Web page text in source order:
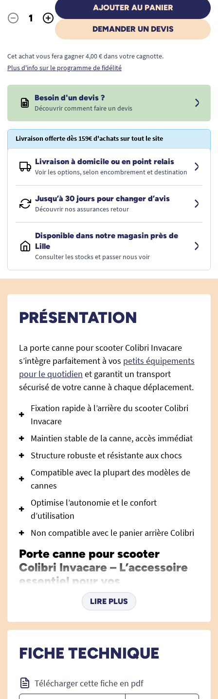
Quantité
- +
AJOUTER AU PANIER
DEMANDER UN DEVIS
Cet achat vous fera gagner 4,00 € dans votre cagnotte.
Plus d'info sur le programme de fidélité
Besoin d'un devis ?
Découvrir comment faire un devis
Livraison offerte dès 159€ d'achats sur tout le site
Livraison à domicile ou en point relais
Voir les options, selon encombrement et destination
Jusqu’à 30 jours pour changer d’avis
Découvrir nos assurances retour
Disponible dans notre magasin près de
Lille
Consulter les stocks et passer nous voir
PRÉSENTATION
La porte canne pour scooter Colibri Invacare
s’intègre parfaitement à vos petits équipements
pour le quotidien et garantit un transport
sécurisé de votre canne à chaque déplacement.
Fixation rapide à l’arrière du scooter Colibri
Invacare
Maintien stable de la canne, accès immédiat
Structure robuste et résistante aux chocs
Compatible avec la plupart des modèles de
cannes
Optimise l’autonomie et le confort
d’utilisation
Non compatible avec le panier arrière Colibri
Porte canne pour scooter
Colibri Invacare – L’accessoire
essentiel pour vos
déplacements quotidiens
porte canne pour scooter Colibri Invacare
est conçu pour faciliter vos déplacements en
votre canne, partout où vous allez. Il s’agit d’un
souhaitant garder son autonomie et sa mobilité
au quotidien, sans jamais se séparer de son aide
LIRE PLUS
FICHE TECHNIQUE
Télécharger cette fiche en pdf